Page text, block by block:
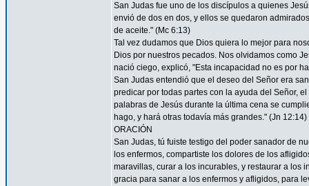
San Judas fue uno de los discípulos a quienes
envió de dos en dos, y ellos se quedaron
de aceite." (Mc 6:13)
Tal vez dudamos que Dios quiera lo mejor para
Dios por nuestros pecados. Nos olvidamos como
nació ciego, explicó, "Esta incapacidad no es por
San Judas entendió que el deseo del Señor era
predicar por todas partes con la ayuda del Señor,
palabras de Jesús durante la última cena se
hago, y hará otras todavía más grandes." (Jn 12:14)
ORACIÓN
San Judas, tú fuiste testigo del poder sanador de
los enfermos, compartiste los dolores de los
maravillas, curar a los incurables, y restaurar a los
gracia para sanar a los enfermos y afligidos, para